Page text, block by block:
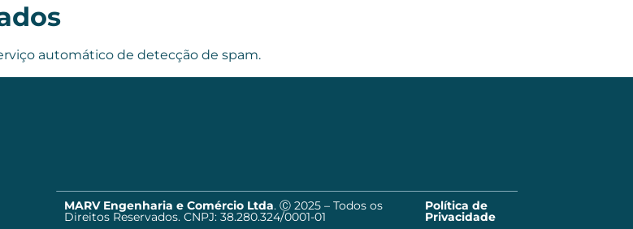
automático de detecção de spam.
MARV Engenharia e Comércio Ltda. Ⓒ 2025 – Todos os
Direitos Reservados. CNPJ: 38.280.324/0001-01
Política de
Privacidade